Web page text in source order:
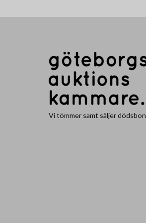
Vi tömmer samt säljer dödsbon